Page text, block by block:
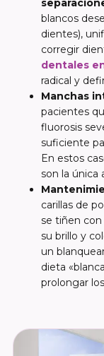
blancos
dientes),
corregir
dentales
radical y
Manchas
pacientes
fluorosis
suficiente
En estos
son la única
carillas de
se tiñen
su brillo y
un
dieta
prolongar